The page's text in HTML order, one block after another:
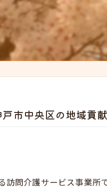
市中央区の地域貢
訪問介護サービス事業所